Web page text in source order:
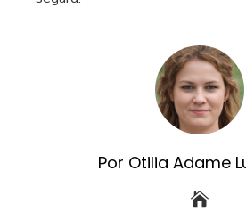
Por Otilia Adame